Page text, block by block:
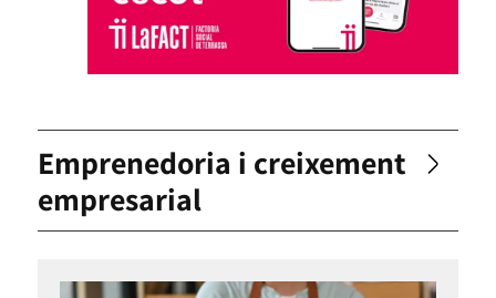
Emprenedoria i creixement
empresarial